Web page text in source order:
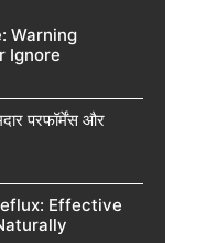
Warning
Ignore
परफॉर्मेंस और
Effective